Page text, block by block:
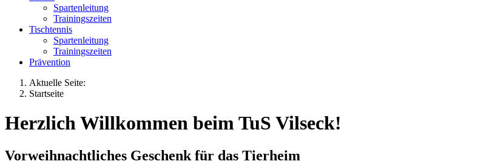
Spartenleitung
Trainingszeiten
Tischtennis
Spartenleitung
Trainingszeiten
Prävention
Aktuelle Seite:
Startseite
Herzlich Willkommen beim TuS Vilseck!
Vorweihnachtliches Geschenk für das Tierheim